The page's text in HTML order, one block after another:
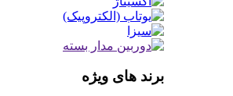
برند های ویژه